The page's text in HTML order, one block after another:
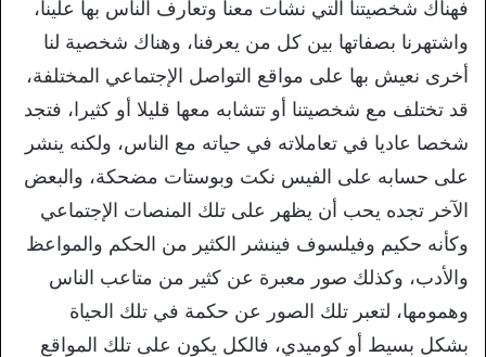
فهناك شخصيتنا التي نشأت معنا وتعارف الناس بها علينا،
واشتهرنا بصفاتها بين كل من يعرفنا، وهناك شخصية لنا
أخرى نعيش بها على مواقع التواصل الإجتماعي المختلفة،
قد تختلف مع شخصيتنا أو تتشابه معها قليلا أو كثيرا، فتجد
شخصا عاديا في تعاملاته في حياته مع الناس، ولكنه ينشر
على حسابه على الفيس نكت وبوستات مضحكة، والبعض
الآخر تجده يحب أن يظهر على تلك المنصات الإجتماعي
وكأنه حكيم وفيلسوف فينشر الكثير من الحكم والمواعظ
والأدب، وكذلك صور معبرة عن كثير من متاعب الناس
وهمومها، لتعبر تلك الصور عن حكمة في تلك الحياة
بشكل بسيط أو كوميدي، فالكل يكون على تلك المواقع